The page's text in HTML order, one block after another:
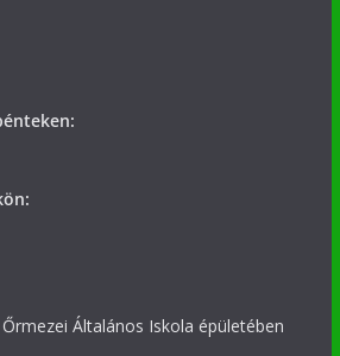
Általános Iskola épületében